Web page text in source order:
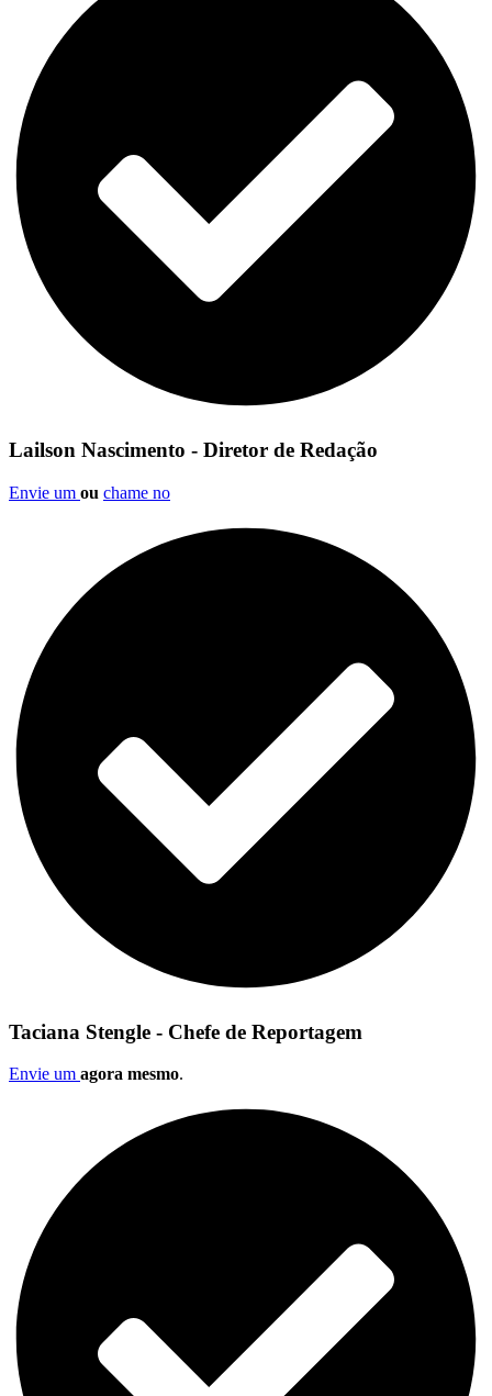
Lailson Nascimento - Diretor de Redação
Envie um ou chame no
Taciana Stengle - Chefe de Reportagem
Envie um agora mesmo.